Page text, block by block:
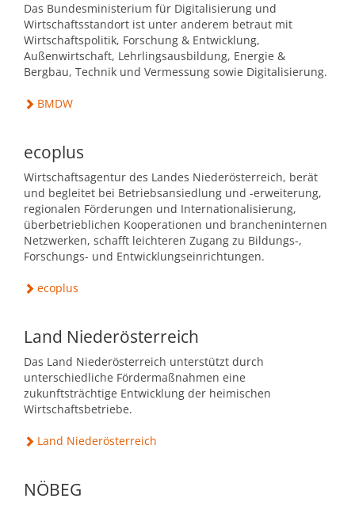
Das Bundesministerium für Digitalisierung und
Wirtschaftsstandort ist unter anderem betraut mit
Wirtschaftspolitik, Forschung & Entwicklung,
Außenwirtschaft, Lehrlingsausbildung, Energie &
Bergbau, Technik und Vermessung sowie Digitalisierung.
BMDW
ecoplus
Wirtschaftsagentur des Landes Niederösterreich, berät
und begleitet bei Betriebsansiedlung und -erweiterung,
regionalen Förderungen und Internationalisierung,
überbetrieblichen Kooperationen und brancheninternen
Netzwerken, schafft leichteren Zugang zu Bildungs-,
Forschungs- und Entwicklungseinrichtungen.
ecoplus
Land Niederösterreich
Das Land Niederösterreich unterstützt durch
unterschiedliche Fördermaßnahmen eine
zukunftsträchtige Entwicklung der heimischen
Wirtschaftsbetriebe.
Land Niederösterreich
NÖBEG